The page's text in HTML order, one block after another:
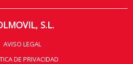
S.L.
AVISO LEGAL
DE PRIVACIDAD